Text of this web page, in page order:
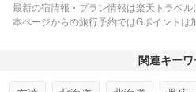
最新の宿情報・プラン情報は楽天トラベル
本ページからの旅行予約ではGポイントは
関連キーワ